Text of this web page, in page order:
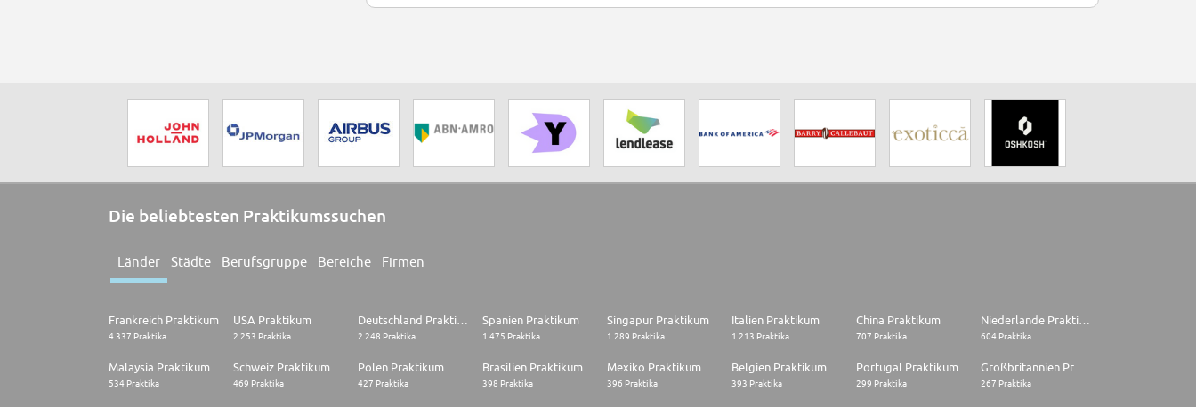
Die beliebtesten Praktikumssuchen
Länder Städte Berufsgruppe Bereiche Firmen
Frankreich Praktikum
4.337 Praktika
USA Praktikum
2.253 Praktika 2.248 Praktika
Spanien Praktikum
1.475 Praktika
Singapur Praktikum
1.289 Praktika
Italien Praktikum
1.213 Praktika
China Praktikum
707 Praktika 604 Praktika
Malaysia Praktikum
534 Praktika
Schweiz Praktikum
469 Praktika
Polen Praktikum
427 Praktika
Brasilien Praktikum
398 Praktika
Mexiko Praktikum
396 Praktika
Belgien Praktikum
393 Praktika
Portugal Praktikum
299 Praktika 267 Praktika